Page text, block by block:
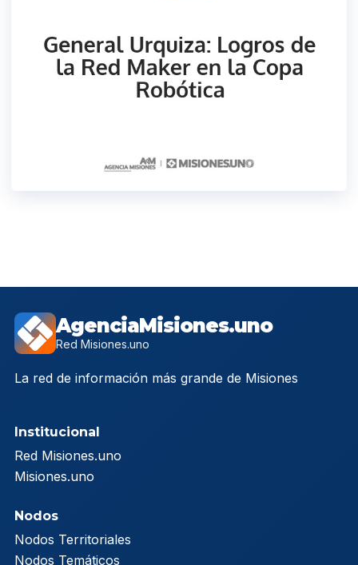
AgenciaMisiones.uno
Red Misiones.uno
La red de información más grande de Misiones
Institucional
Red Misiones.uno
Misiones.uno
Nodos
Nodos Territoriales
Nodos Temáticos